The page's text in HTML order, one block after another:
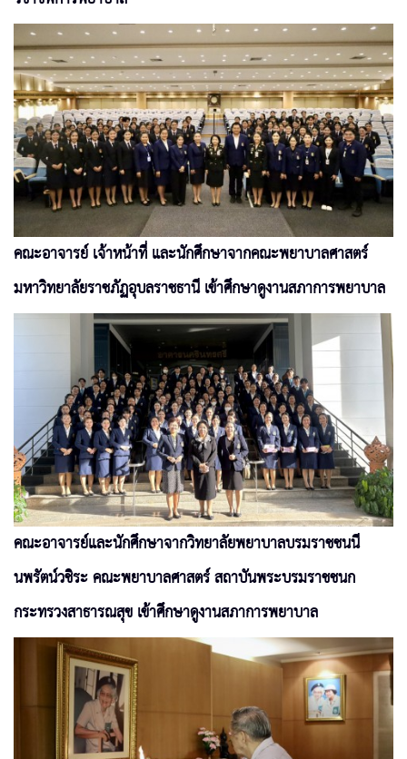
คณะอาจารย์ เจ้าหน้าที่ และนักศึกษาจากคณะพยาบาลศาสตร์
มหาวิทยาลัยราชภัฏอุบลราชธานี เข้าศึกษาดูงานสภาการพยาบาล
คณะอาจารย์และนักศึกษาจากวิทยาลัยพยาบาลบรมราชชนนี
นพรัตน์วชิระ คณะพยาบาลศาสตร์ สถาบันพระบรมราชชนก
กระทรวงสาธารณสุข เข้าศึกษาดูงานสภาการพยาบาล